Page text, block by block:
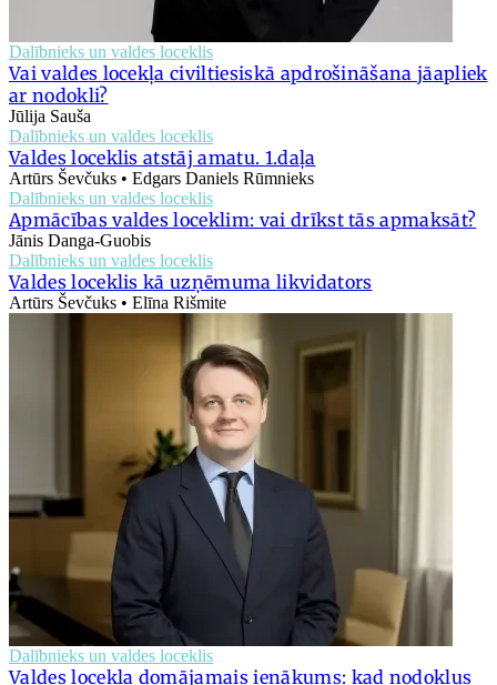
Dalībnieks un valdes loceklis
Vai valdes locekļa civiltiesiskā apdrošināšana jāapliek
ar nodokli?
Jūlija Sauša
Dalībnieks un valdes loceklis
Valdes loceklis atstāj amatu. 1.daļa
Artūrs Ševčuks • Edgars Daniels Rūmnieks
Dalībnieks un valdes loceklis
Apmācības valdes loceklim: vai drīkst tās apmaksāt?
Jānis Danga-Guobis
Dalībnieks un valdes loceklis
Valdes loceklis kā uzņēmuma likvidators
Artūrs Ševčuks • Elīna Rišmite
Dalībnieks un valdes loceklis
Valdes locekļa domājamais ienākums: kad nodokļus